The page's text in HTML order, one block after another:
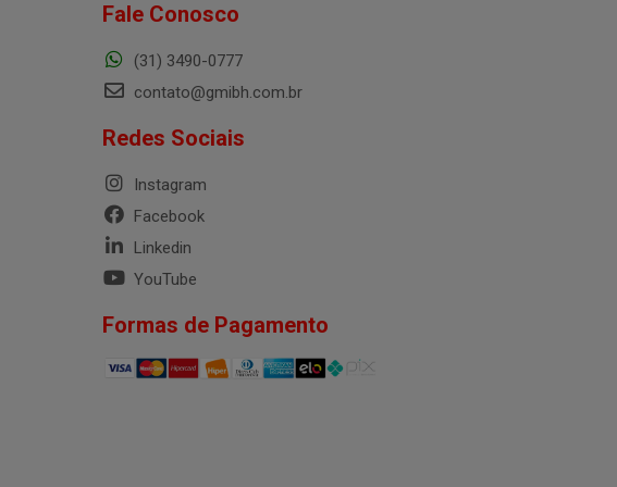
Fale Conosco
(31) 3490-0777
contato@gmibh.com.br
Redes Sociais
Instagram
Facebook
Linkedin
YouTube
Formas de Pagamento